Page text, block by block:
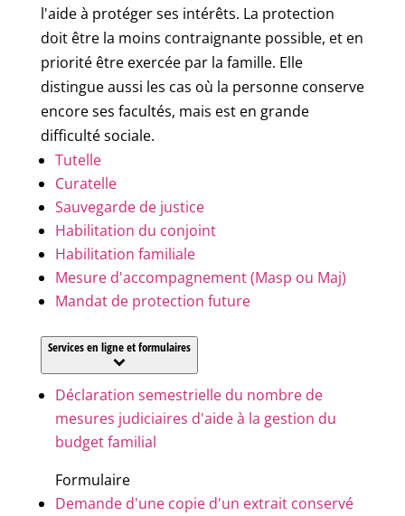
l'aide à protéger ses intérêts. La protection
doit être la moins contraignante possible, et en
priorité être exercée par la famille. Elle
distingue aussi les cas où la personne conserve
encore ses facultés, mais est en grande
difficulté sociale.
Tutelle
Curatelle
Sauvegarde de justice
Habilitation du conjoint
Habilitation familiale
Mesure d'accompagnement (Masp ou Maj)
Mandat de protection future
Services en ligne et formulaires
Déclaration semestrielle du nombre de
mesures judiciaires d'aide à la gestion du
budget familial
Formulaire
Demande d'une copie d'un extrait conservé